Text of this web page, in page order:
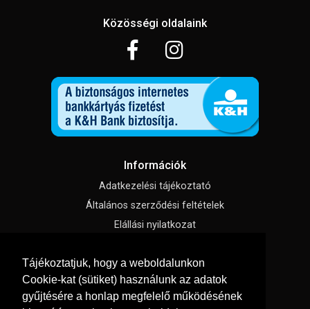
Tájékoztatjuk, hogy a weboldalunkon
Cookie-kat (sütiket) használunk az adatok
gyűjtésére a honlap megfelelő működésének
Közösségi oldalaink
Információk
Adatkezelési tájékoztató
Általános szerződési feltételek
Elállási nyilatkozat
Süti beállítások
Menü